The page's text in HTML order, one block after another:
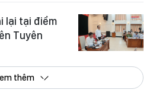
lại tại điểm
Tuyên
thêm